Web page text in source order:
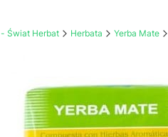
Świat Herbat Herbata Yerba Mate